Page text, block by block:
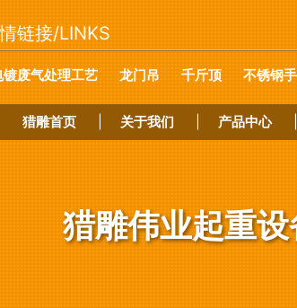
链接/LINKS
镀废气处理工艺 龙门吊 千斤顶 不锈钢
猎雕首页 关于我们 产品中心
猎雕伟业起重设